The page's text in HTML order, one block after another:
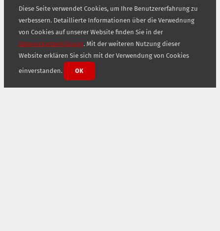
Diese Seite verwendet Cookies, um Ihre Benutzererfahrung zu
verbessern. Detaillierte Informationen über die Verwednung
von Cookies auf unserer Website finden Sie in der
Datenschutzerklärung. Mit der weiteren Nutzung dieser
Website erklären Sie sich mit der Verwendung von Cookies
einverstanden. OK